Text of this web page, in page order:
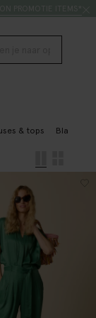
& tops Blazers &